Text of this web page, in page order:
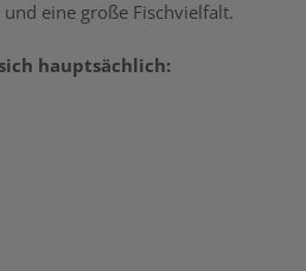
eine große Fischvielfalt.
hauptsächlich: